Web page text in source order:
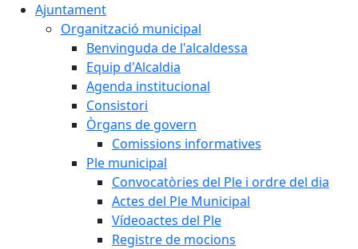
Ajuntament
Organització municipal
Benvinguda de l'alcaldessa
Equip d'Alcaldia
Agenda institucional
Consistori
Òrgans de govern
Comissions informatives
Ple municipal
Convocatòries del Ple i ordre del dia
Actes del Ple Municipal
Vídeoactes del Ple
Registre de mocions